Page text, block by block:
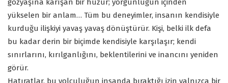
gözyaşına karışan bir huzur; yorgunluğun içinden
yükselen bir anlam… Tüm bu deneyimler, insanın kendisiyle
kurduğu ilişkiyi yavaş yavaş dönüştürür. Kişi, belki ilk defa
bu kadar derin bir biçimde kendisiyle karşılaşır; kendi
sınırlarını, kırılganlığını, beklentilerini ve inancını yeniden
görür.
Hatıratlar, bu yolculuğun insanda bıraktığı izin yalnızca bir